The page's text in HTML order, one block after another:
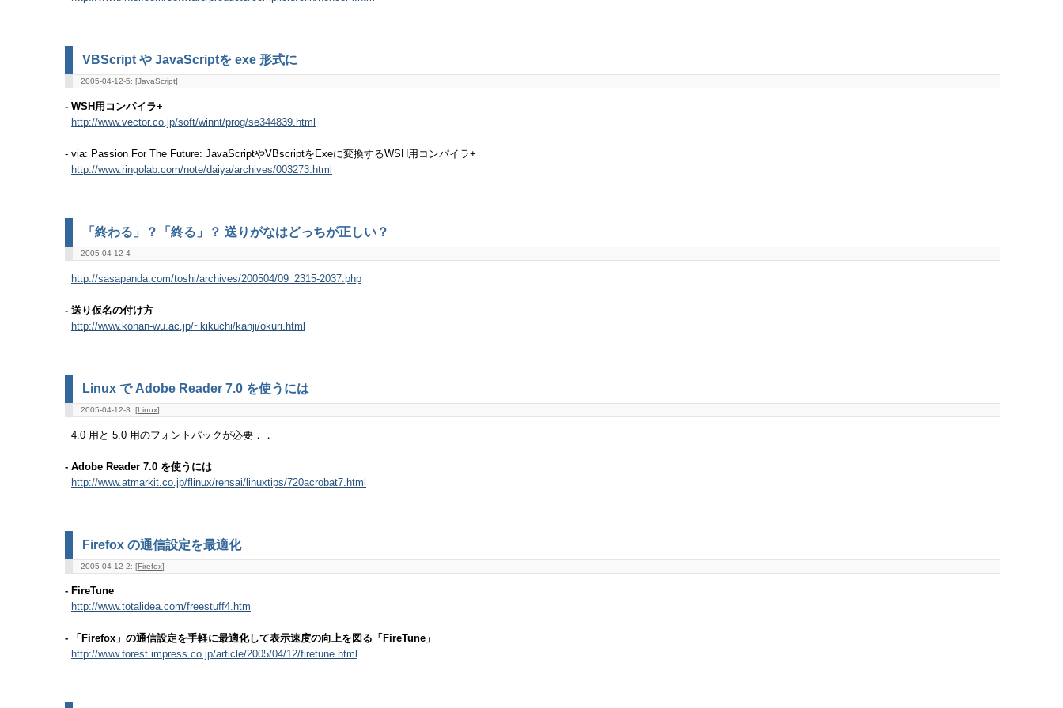
VBScript や JavaScriptを exe 形式に
2005-04-12-5: [JavaScript]
- WSH用コンパイラ+
http://www.vector.co.jp/soft/winnt/prog/se344839.html
- via: Passion For The Future: JavaScriptやVBscriptをExeに変換するWSH用コンパイラ+
http://www.ringolab.com/note/daiya/archives/003273.html
「終わる」？「終る」？ 送りがなはどっちが正しい？
2005-04-12-4
http://sasapanda.com/toshi/archives/200504/09_2315-2037.php
- 送り仮名の付け方
http://www.konan-wu.ac.jp/~kikuchi/kanji/okuri.html
Linux で Adobe Reader 7.0 を使うには
2005-04-12-3: [Linux]
4.0 用と 5.0 用のフォントパックが必要．．
- Adobe Reader 7.0 を使うには
http://www.atmarkit.co.jp/flinux/rensai/linuxtips/720acrobat7.html
Firefox の通信設定を最適化
2005-04-12-2: [Firefox]
- FireTune
http://www.totalidea.com/freestuff4.htm
- 「Firefox」の通信設定を手軽に最適化して表示速度の向上を図る「FireTune」
http://www.forest.impress.co.jp/article/2005/04/12/firetune.html